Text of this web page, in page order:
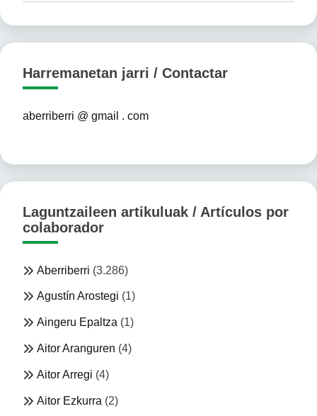
Harremanetan jarri / Contactar
aberriberri @ gmail . com
Laguntzaileen artikuluak / Artículos por
colaborador
Aberriberri (3.286)
Agustín Arostegi (1)
Aingeru Epaltza (1)
Aitor Aranguren (4)
Aitor Arregi (4)
Aitor Ezkurra (2)